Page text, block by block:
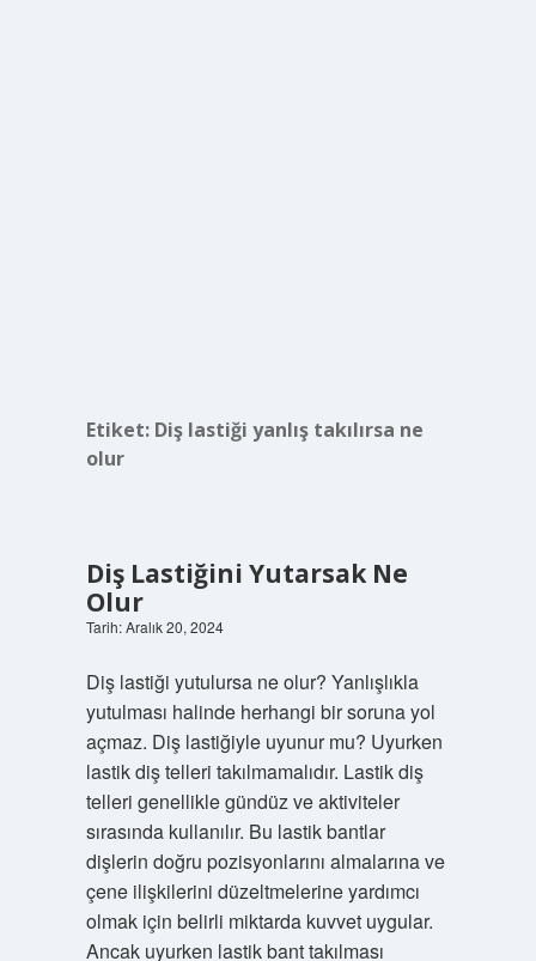
Etiket: Diş lastiği yanlış takılırsa ne
olur
Diş Lastiğini Yutarsak Ne
Olur
Tarih: Aralık 20, 2024
Diş lastiği yutulursa ne olur? Yanlışlıkla
yutulması halinde herhangi bir soruna yol
açmaz. Diş lastiğiyle uyunur mu? Uyurken
lastik diş telleri takılmamalıdır. Lastik diş
telleri genellikle gündüz ve aktiviteler
sırasında kullanılır. Bu lastik bantlar
dişlerin doğru pozisyonlarını almalarına ve
çene ilişkilerini düzeltmelerine yardımcı
olmak için belirli miktarda kuvvet uygular.
Ancak uyurken lastik bant takılması